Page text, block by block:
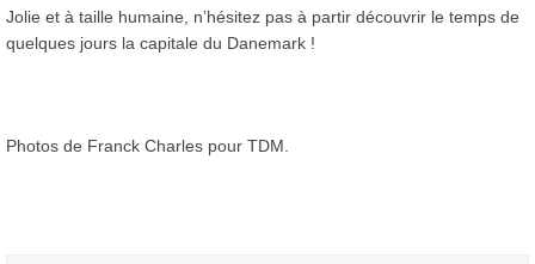
Jolie et à taille humaine, n’hésitez pas à partir découvrir le temps de
quelques jours la capitale du Danemark !
Photos de Franck Charles pour TDM.